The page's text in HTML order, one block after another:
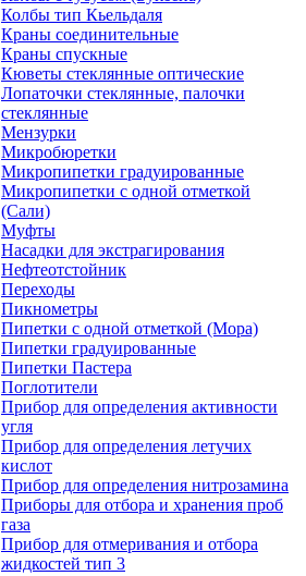
Колбы тип Кьельдаля
Краны соединительные
Краны спускные
Кюветы стеклянные оптические
Лопаточки стеклянные, палочки
стеклянные
Мензурки
Микробюретки
Микропипетки градуированные
Микропипетки с одной отметкой
(Сали)
Муфты
Насадки для экстрагирования
Нефтеотстойник
Переходы
Пикнометры
Пипетки с одной отметкой (Мора)
Пипетки градуированные
Пипетки Пастера
Поглотители
Прибор для определения активности
угля
Прибор для определения летучих
кислот
Прибор для определения нитрозамина
Приборы для отбора и хранения проб
газа
Прибор для отмеривания и отбора
жидкостей тип 3